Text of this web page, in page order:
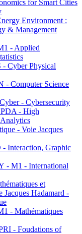
for Smart Cities
Environment :
& Management
- Applied
Cyber Physical
- Computer Science
- Cybersecurity
- High
- Voie Jacques
Interaction, Graphic
- M1 - International
et
Hadamard -
- Mathématiques
- Foudations of